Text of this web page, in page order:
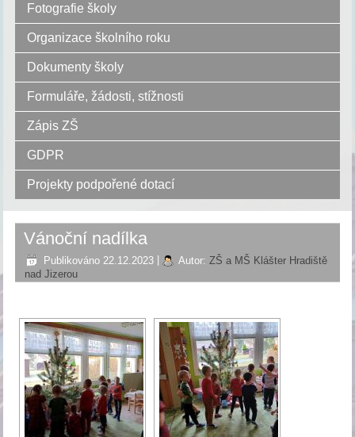
Fotografie školy
Organizace školního roku
Dokumenty školy
Formuláře, žádosti, stížnosti
Zápis ZŠ
GDPR
Projekty podpořené dotací
Vánoční nadílka
Publikováno 22.12.2023 Autor: ZŠ a MŠ Klášter Hradiště
nad Jizerou